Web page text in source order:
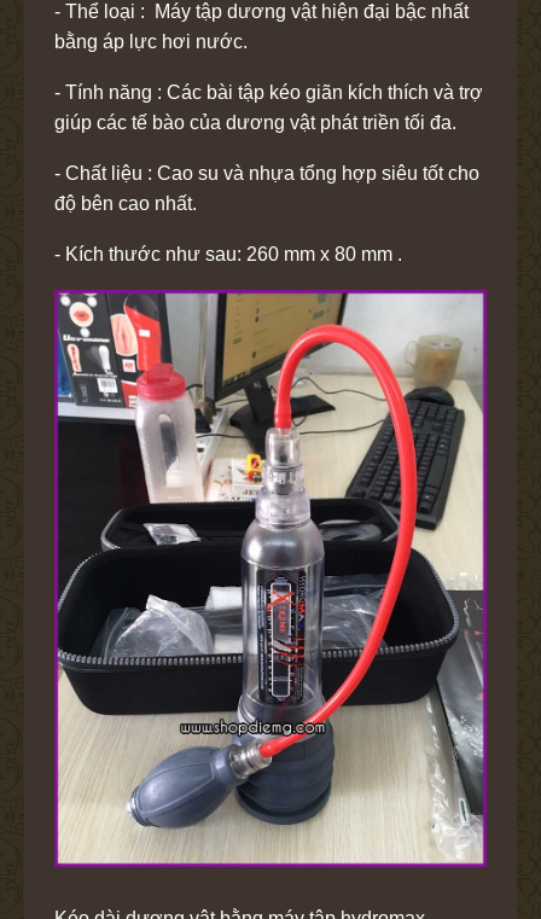
- Thể loại : Máy tập dương vật hiện đại bậc nhất
bằng áp lực hơi nước.
- Tính năng : Các bài tập kéo giãn kích thích và trợ
giúp các tế bào của dương vật phát triền tối đa.
- Chất liệu : Cao su và nhựa tổng hợp siêu tốt cho
độ bên cao nhất.
- Kích thước như sau: 260 mm x 80 mm .